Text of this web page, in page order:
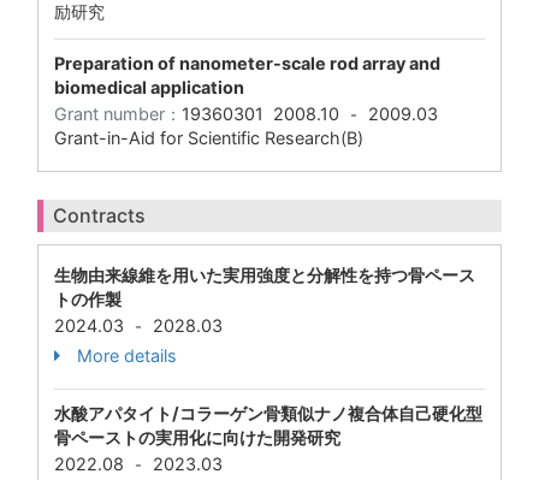
励研究
Preparation of nanometer-scale rod array and
biomedical application
Grant number： 19360301 2008.10 -
2009.03
Grant-in-Aid for Scientific Research(B)
Contracts
生物由来線維を用いた実用強度と分解性を持つ骨ペース
トの作製
2024.03
-
2028.03
More details
水酸アパタイト/コラーゲン骨類似ナノ複合体自己硬化型
骨ペーストの実用化に向けた開発研究
2022.08
-
2023.03